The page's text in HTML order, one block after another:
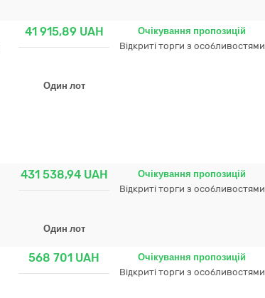
41 915,89 UAH
Один лот
Очікування пропозицій
Відкриті торги з особливостями
431 538,94 UAH
Один лот
Очікування пропозицій
Відкриті торги з особливостями
568 701 UAH
Очікування пропозицій
Відкриті торги з особливостями